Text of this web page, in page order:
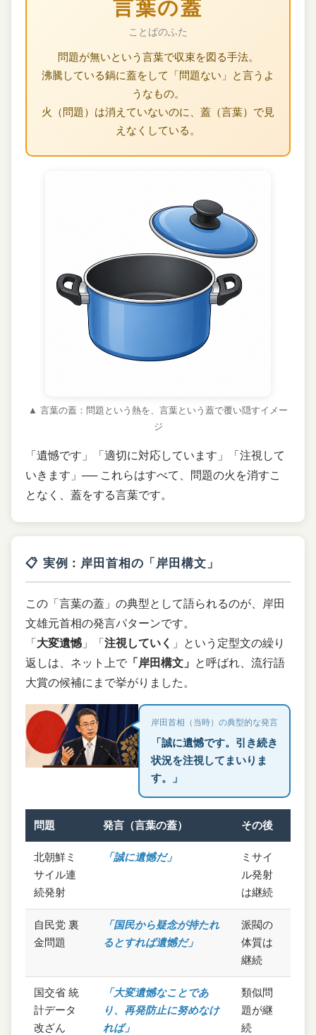
言葉の蓋
ことばのふた
問題が無いという言葉で収束を図る手法。
沸騰している鍋に蓋をして「問題ない」と言うよ
うなもの。
火（問題）は消えていないのに、蓋（言葉）で見
えなくしている。
▲ 言葉の蓋：問題という熱を、言葉という蓋で覆い隠すイメー
ジ
「遺憾です」「適切に対応しています」「注視して
いきます」── これらはすべて、問題の火を消すこ
となく、蓋をする言葉です。
📋 実例：岸田首相の「岸田構文」
この「言葉の蓋」の典型として語られるのが、岸田
文雄元首相の発言パターンです。
「 大変遺憾 」「 注視していく 」という定型文の繰り
返しは、ネット上で 「岸田構文」 と呼ばれ、流行語
大賞の候補にまで挙がりました。
岸田首相（当時）の典型的な発言
「誠に遺憾です。引き続き
状況を注視してまいりま
す。」
問題 発言（言葉の蓋） その後
北朝鮮ミ
サイル連
続発射
「誠に遺憾だ」
ミサイ
ル発射
は継続
自民党 裏
金問題
「国民から疑念が持たれ
るとすれば遺憾だ」
派閥の
体質は
継続
国交省 統
計データ
改ざん
「大変遺憾なことであ
り、再発防止に努めなけ
れば」
類似問
題が継
続